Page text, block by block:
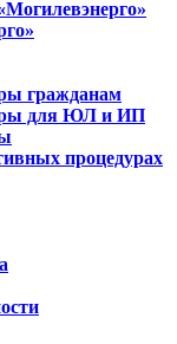
гражданам
для ЮЛ и ИП
процедурах